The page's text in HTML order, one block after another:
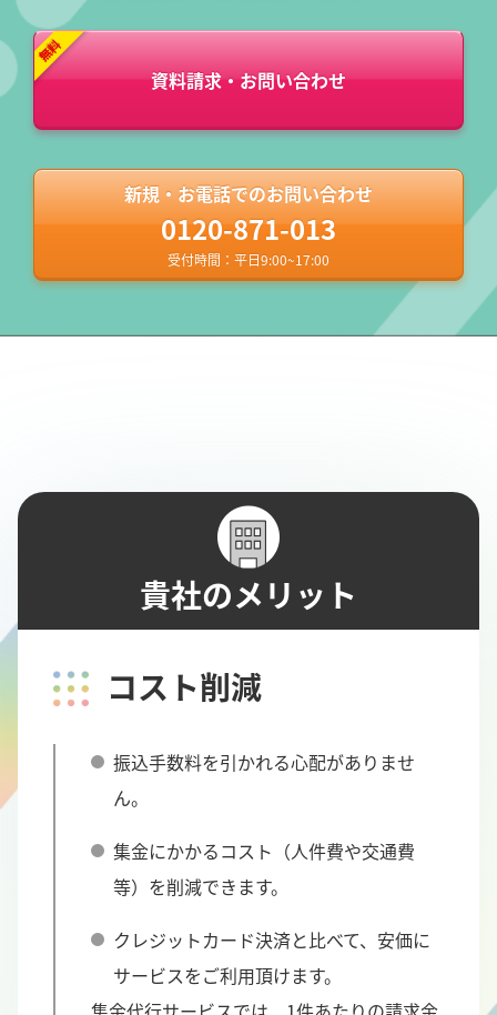
資料請求・お問い合わせ
新規・お電話でのお問い合わせ
0120-871-013
受付時間：平日9:00~17:00
貴社のメリット
コスト削減
振込手数料を引かれる心配がありませ
ん。
集金にかかるコスト（人件費や交通費
等）を削減できます。
クレジットカード決済と比べて、安価に
サービスをご利用頂けます。